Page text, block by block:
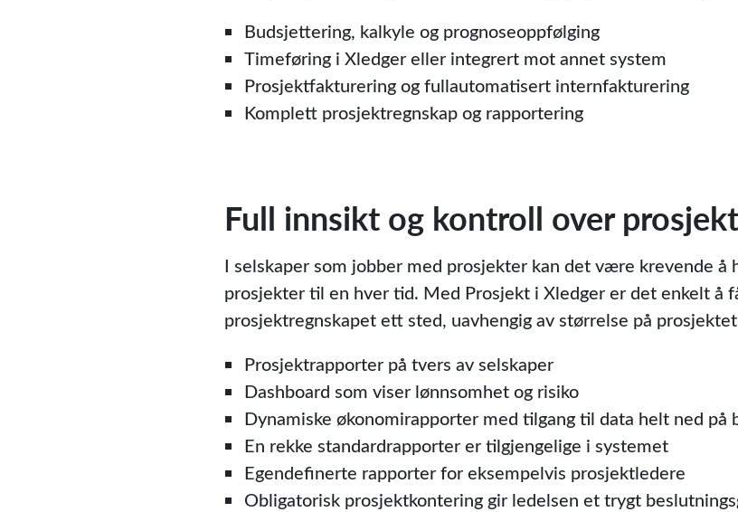
Budsjettering, kalkyle og prognoseoppfølging
Timeføring i Xledger eller integrert mot annet system
Prosjektfakturering og fullautomatisert internfakturering
Komplett prosjektregnskap og rapportering
Full innsikt og kontroll over
I selskaper som jobber med prosjekter kan det være krevende å
prosjekter til en hver tid. Med Prosjekt i Xledger er det enkelt å
prosjektregnskapet ett sted, uavhengig av størrelse på
Prosjektrapporter på tvers av selskaper
Dashboard som viser lønnsomhet og risiko
Dynamiske økonomirapporter med tilgang til data helt ned på
En rekke standardrapporter er tilgjengelige i systemet
Egendefinerte rapporter for eksempelvis prosjektledere
Obligatorisk prosjektkontering gir ledelsen et trygt